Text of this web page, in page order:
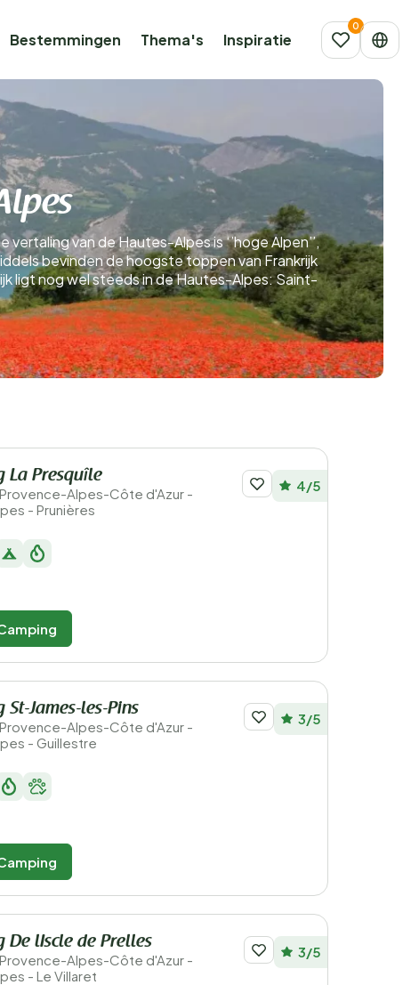
Bestemmingen Thema's Inspiratie
van de Hautes-Alpes is ‘’hoge Alpen’’,
bevinden de hoogste toppen van Frankrijk
ligt nog wel steeds in de Hautes-Alpes: Saint-
La Presquîle
Provence-Alpes-Côte d'Azur -
- Prunières
4/5
St-James-les-Pins
Provence-Alpes-Côte d'Azur -
- Guillestre
3/5
De lIscle de Prelles
Provence-Alpes-Côte d'Azur -
- Le Villaret
3/5